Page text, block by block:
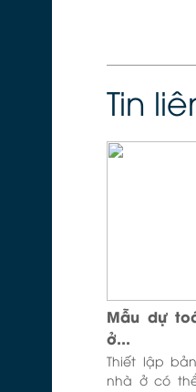
Tin
Mẫu dự
ở...
Thiết lập
nhà ở có